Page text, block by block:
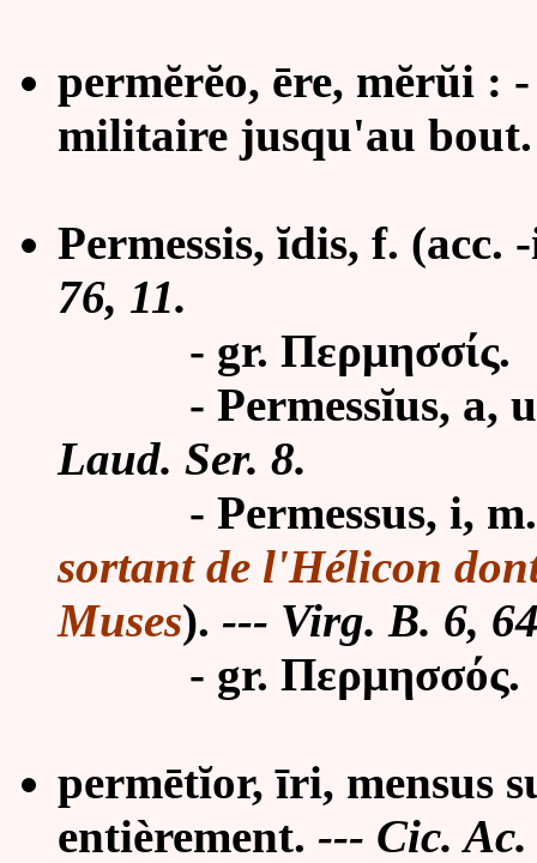
permĕrĕo, ēre, mĕrŭi :
militaire jusqu'au bout.
Permessis, ĭdis, f. (acc.
76, 11.
- gr. Περμησσίς.
- Permessĭus, a,
Laud. Ser. 8.
- Permessus, i, m. :
sortant de l'Hélicon
Muses). --- Virg. B. 6,
- gr. Περμησσός.
permētĭor, īri, mensus
entièrement. --- Cic. Ac.